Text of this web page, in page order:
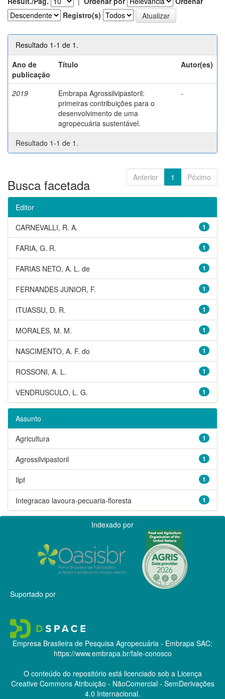
Registro(s)
Resultado 1-1 de 1.
Ano de
publicação
Título Autor(es)
2019
Embrapa Agrossilvipastoril:
primeiras contribuições para o
desenvolvimento de uma
agropecuária sustentável.
-
Resultado 1-1 de 1.
Anterior 1 Póximo
Busca facetada
Editor
1
CARNEVALLI, R. A.
1
FARIA, G. R.
1
FARIAS NETO, A. L. de
1
FERNANDES JUNIOR, F.
1
ITUASSU, D. R.
1
MORALES, M. M.
1
NASCIMENTO, A. F. do
1
ROSSONI, A. L.
1
VENDRUSCULO, L. G.
Assunto
1
Agricultura
1
Agrossilvipastoril
1
Ilpf
1
Integracao lavoura-pecuaria-floresta
Indexado por
Suportado por
Empresa Brasileira de Pesquisa Agropecuária - Embrapa SAC:
https://www.embrapa.br/fale-conosco
O conteúdo do repositório está licenciado sob a Licença
Creative CommonsAtribuição - NãoComercial - SemDerivações
4.0 Internacional.